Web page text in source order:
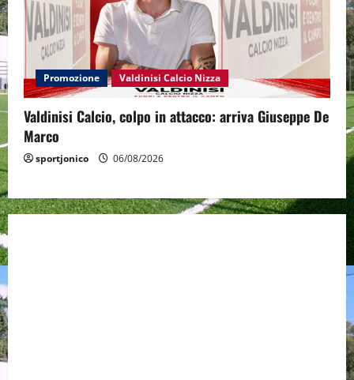
Promozione Valdinisi Calcio Nizza
Valdinisi Calcio, colpo in attacco: arriva Giuseppe De
Marco
sportjonico 06/08/2026